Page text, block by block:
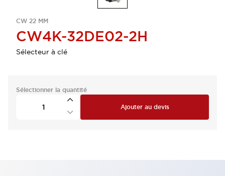
CW 22 MM
CW4K-32DE02-2H
Sélecteur à clé
Sélectionner la quantité
Ajouter au devis